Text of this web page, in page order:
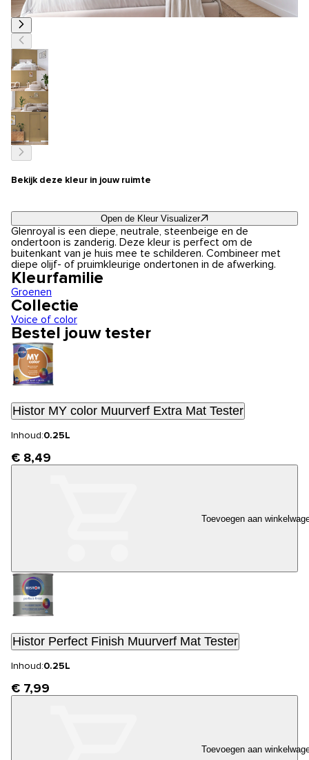
Bekijk deze kleur in jouw ruimte
Open de Kleur Visualizer
Glenroyal is een diepe, neutrale, steenbeige en de
ondertoon is zanderig. Deze kleur is perfect om de
buitenkant van je huis mee te schilderen. Combineer met
diepe olijf- of pruimkleurige ondertonen in de afwerking.
Kleurfamilie
Groenen
Collectie
Voice of color
Bestel jouw tester
Histor MY color Muurverf Extra Mat Tester
Inhoud:0.25L
€ 8,49
Toevoegen aan
Histor Perfect Finish Muurverf Mat Tester
Inhoud:0.25L
€ 7,99
Toevoegen aan